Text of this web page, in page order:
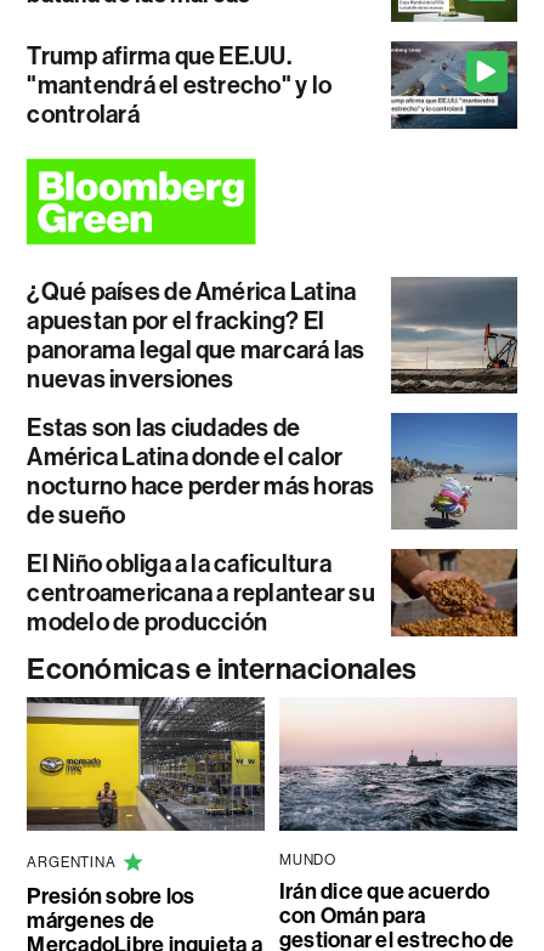
Trump afirma que EE.UU.
"mantendrá el estrecho" y lo
controlará
¿Qué países de América Latina
apuestan por el fracking? El
panorama legal que marcará las
nuevas inversiones
Estas son las ciudades de
América Latina donde el calor
nocturno hace perder más horas
de sueño
El Niño obliga a la caficultura
centroamericana a replantear su
modelo de producción
Económicas e internacionales
ARGENTINA
Presión sobre los
márgenes de
MercadoLibre inquieta a
MUNDO
Irán dice que acuerdo
con Omán para
gestionar el estrecho de